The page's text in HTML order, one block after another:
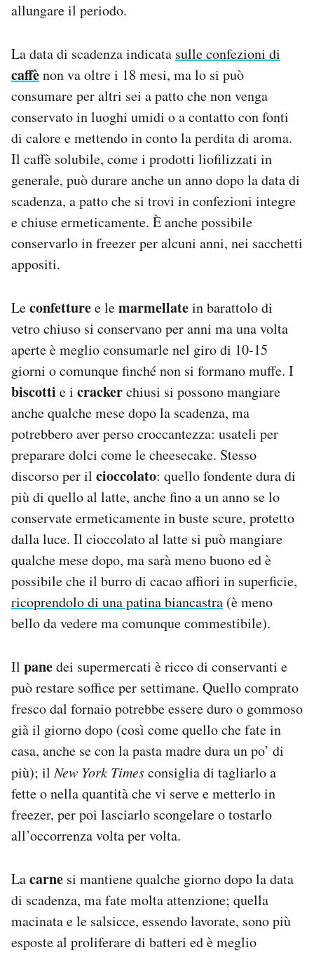
allungare il periodo.
La data di scadenza indicata sulle confezioni di
caffènon va oltre i 18 mesi, ma lo si può
consumare per altri sei a patto che non venga
conservato in luoghi umidi o a contatto con fonti
di calore e mettendo in conto la perdita di aroma.
Il caffè solubile, come i prodotti liofilizzati in
generale, può durare anche un anno dopo la data di
scadenza, a patto che si trovi in confezioni integre
e chiuse ermeticamente. È anche possibile
conservarlo in freezer per alcuni anni, nei sacchetti
appositi.
Leconfetturee lemarmellatein barattolo di
vetro chiuso si conservano per anni ma una volta
aperte è meglio consumarle nel giro di 10-15
giorni o comunque finché non si formano muffe. I
biscotti e i crackerchiusi si possono mangiare
anche qualche mese dopo la scadenza, ma
potrebbero aver perso croccantezza: usateli per
preparare dolci come le cheesecake. Stesso
discorso per il cioccolato: quello fondente dura di
più di quello al latte, anche fino a un anno se lo
conservate ermeticamente in buste scure, protetto
dalla luce. Il cioccolato al latte si può mangiare
qualche mese dopo, ma sarà meno buono ed è
possibile che il burro di cacao affiori in superficie,
ricoprendolo di una patina biancastra (è meno
bello da vedere ma comunque commestibile).
Il panedei supermercati è ricco di conservanti e
può restare soffice per settimane. Quello comprato
fresco dal fornaio potrebbe essere duro o gommoso
già il giorno dopo (così come quello che fate in
casa, anche se con la pasta madre dura un po’ di
più); ilNew York Timesconsiglia di tagliarlo a
fette o nella quantità che vi serve e metterlo in
freezer, per poi lasciarlo scongelare o tostarlo
all’occorrenza volta per volta.
Lacarne si mantiene qualche giorno dopo la data
di scadenza, ma fate molta attenzione; quella
macinata e le salsicce, essendo lavorate, sono più
esposte al proliferare di batteri ed è meglio